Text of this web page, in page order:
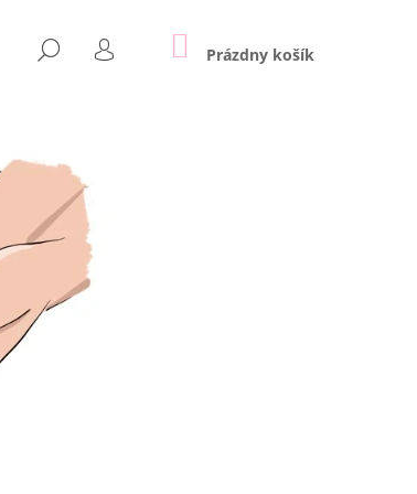
HĽADAŤ
PRIHLÁSENIE
NÁKUPNÝ
KOŠÍK
Prázdny košík